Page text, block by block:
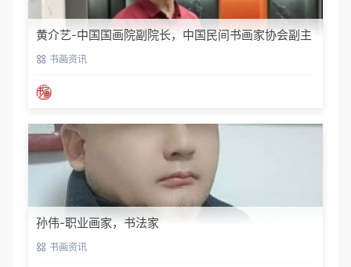
黄介艺-中国国画院副院长，中国民间书画家协会副主
席 书画资讯
孙伟-职业画家，书法家
书画资讯